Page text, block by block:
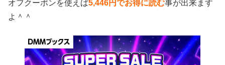
オフクーポンを使えば5,446円でお得に読む事が出来ます
よ＾＾